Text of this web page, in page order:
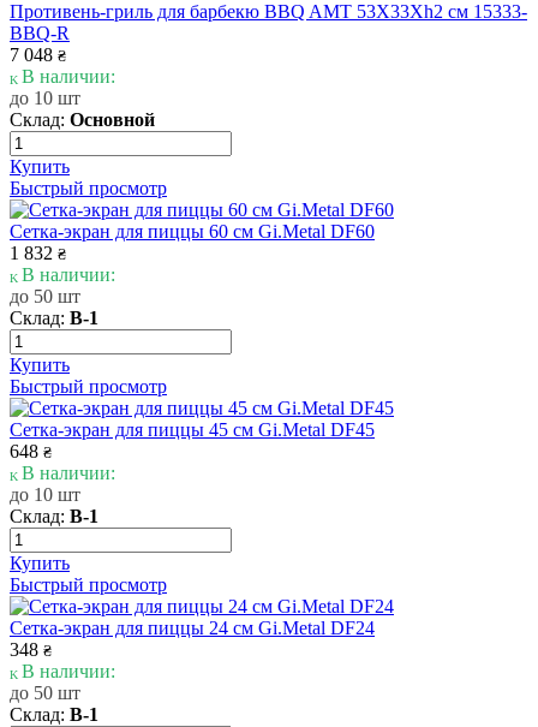
Противень-гриль для барбекю BBQ AMT 53Х33Xh2 см 15333-
BBQ-R
7 048 ₴
В наличии:
до 10 шт
Склад: Основной
Купить
Быстрый просмотр
Сетка-экран для пиццы 60 см Gi.Metal DF60
1 832 ₴
В наличии:
до 50 шт
Склад: В-1
Купить
Быстрый просмотр
Сетка-экран для пиццы 45 см Gi.Metal DF45
648 ₴
В наличии:
до 10 шт
Склад: В-1
Купить
Быстрый просмотр
Сетка-экран для пиццы 24 см Gi.Metal DF24
348 ₴
В наличии:
до 50 шт
Склад: В-1